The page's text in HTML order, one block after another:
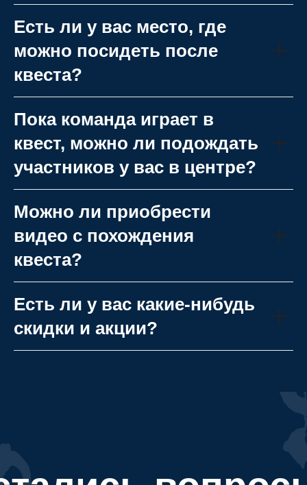
Есть ли у вас место, где
можно посидеть после
квеста?
Пока команда играет в
квест, можно ли подождать
участников у вас в центре?
Можно ли приобрести
видео с похождения
квеста?
Есть ли у вас какие-нибудь
скидки и акции?